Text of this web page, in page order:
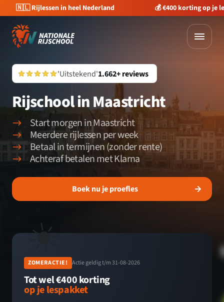
🇳🇱 Rijlessen in heel Nederland 💰 €400 korting op je
'Uitstekend'1.662+ reviews
Rijschool in Maastricht
Start morgen in Maastricht
Meerdere rijlessen per week
Betaal in termijnen (zonder rente)
Achteraf betalen met Klarna
Boek nu je proefles
☀️
ZOMERACTIE! Actie geldig t/m 31-08-2026
Tot wel €400 korting
op je lespakket